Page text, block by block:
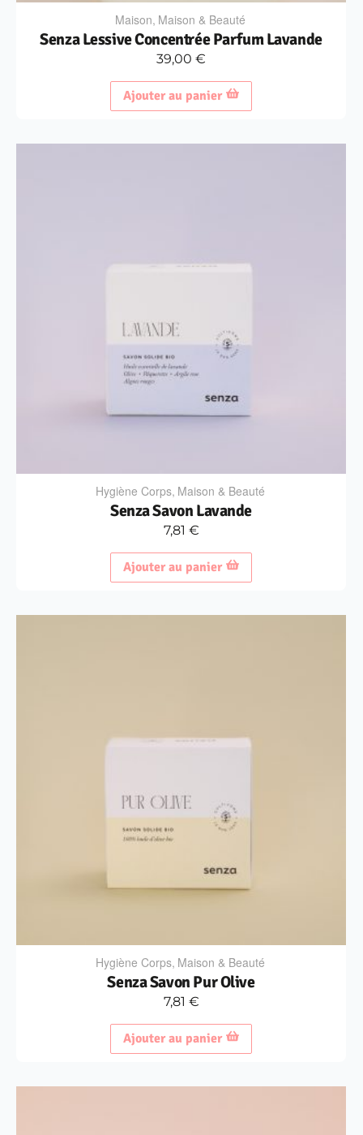
Maison, Maison & Beauté
Senza Lessive Concentrée Parfum Lavande
39,00 €
Ajouter au panier
Hygiène Corps, Maison & Beauté
Senza Savon Lavande
7,81 €
Ajouter au panier
Hygiène Corps, Maison & Beauté
Senza Savon Pur Olive
7,81 €
Ajouter au panier